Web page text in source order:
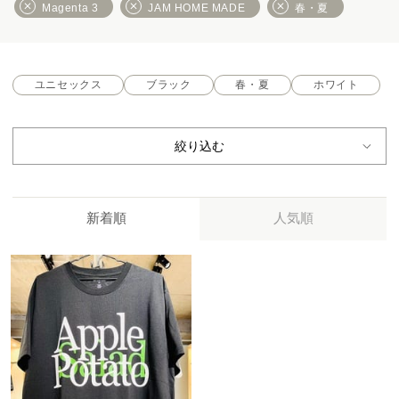
Magenta 3 JAM HOME MADE 春・夏
ユニセックス ブラック 春・夏 ホワイト
絞り込む
新着順 人気順